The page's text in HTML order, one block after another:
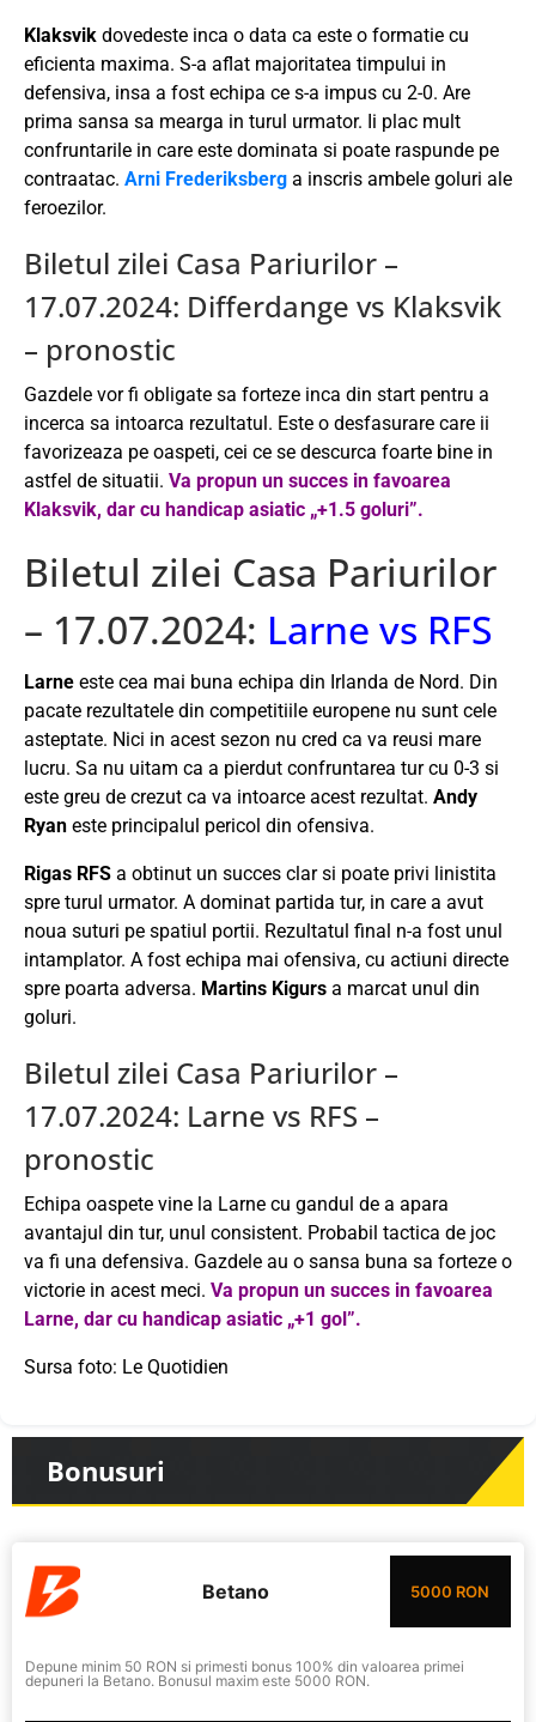
Klaksvik dovedeste inca o data ca este o formatie cu
eficienta maxima. S-a aflat majoritatea timpului in
defensiva, insa a fost echipa ce s-a impus cu 2-0. Are
prima sansa sa mearga in turul urmator. Ii plac mult
confruntarile in care este dominata si poate raspunde pe
contraatac. Arni Frederiksberg a inscris ambele goluri ale
feroezilor.
Biletul zilei Casa Pariurilor –
17.07.2024: Differdange vs Klaksvik
– pronostic
Gazdele vor fi obligate sa forteze inca din start pentru a
incerca sa intoarca rezultatul. Este o desfasurare care ii
favorizeaza pe oaspeti, cei ce se descurca foarte bine in
astfel de situatii. Va propun un succes in favoarea
Klaksvik, dar cu handicap asiatic „+1.5 goluri”.
Biletul zilei Casa Pariurilor
– 17.07.2024: Larne vs RFS
Larne este cea mai buna echipa din Irlanda de Nord. Din
pacate rezultatele din competitiile europene nu sunt cele
asteptate. Nici in acest sezon nu cred ca va reusi mare
lucru. Sa nu uitam ca a pierdut confruntarea tur cu 0-3 si
este greu de crezut ca va intoarce acest rezultat. Andy
Ryan este principalul pericol din ofensiva.
Rigas RFS a obtinut un succes clar si poate privi linistita
spre turul urmator. A dominat partida tur, in care a avut
noua suturi pe spatiul portii. Rezultatul final n-a fost unul
intamplator. A fost echipa mai ofensiva, cu actiuni directe
spre poarta adversa. Martins Kigurs a marcat unul din
goluri.
Biletul zilei Casa Pariurilor –
17.07.2024: Larne vs RFS –
pronostic
Echipa oaspete vine la Larne cu gandul de a apara
avantajul din tur, unul consistent. Probabil tactica de joc
va fi una defensiva. Gazdele au o sansa buna sa forteze o
victorie in acest meci. Va propun un succes in favoarea
Larne, dar cu handicap asiatic „+1 gol”.
Sursa foto: Le Quotidien
Bonusuri
Betano 5000 RON
Depune minim 50 RON si primesti bonus 100% din valoarea primei
depuneri la Betano. Bonusul maxim este 5000 RON.